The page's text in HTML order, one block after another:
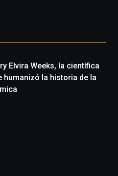
Elvira Weeks, la científica
humanizó la historia de la